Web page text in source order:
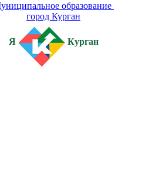
образование
город Курган
Я Курган